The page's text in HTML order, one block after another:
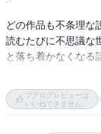
「本当の春が近づい
ある日、雲の割目
うな手をさしのべた
どの作品も不条理な
読むたびに不思議な
と落ち着かなくなる
ブクログレビューは
いいねできません